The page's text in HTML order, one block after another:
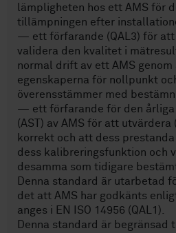
lämpligheten hos ett AMS för
tillämpningen efter
— ett förfarande (QAL3) för
validera den kvalitet i
normal drift av ett AMS
egenskaperna för nollpunkt
överensstämmer med
— ett förfarande för den
(AST) av AMS för att
korrekt och att dess
dess kalibreringsfunktion och
desamma som tidigare
Denna standard är utarbetad
det att AMS har godkänts
anges i EN ISO 14956 (QAL1).
Denna standard är